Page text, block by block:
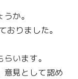
か。
りました。
います。
見として認め